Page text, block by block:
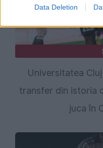
Data Deletion
Universitatea
transfer din istoria
juca în